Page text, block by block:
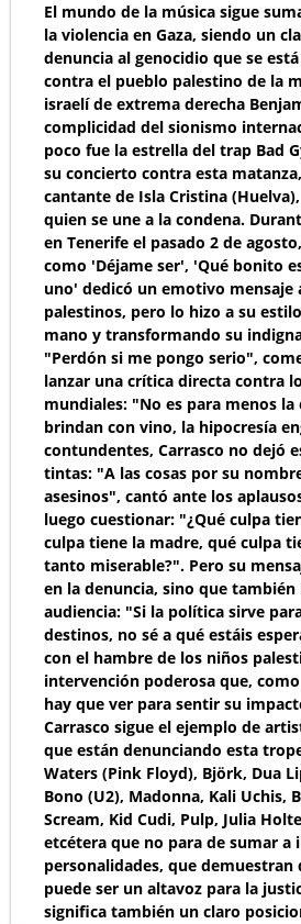
El mundo de la música sigue
la violencia en Gaza, siendo un
denuncia al genocidio que se
contra el pueblo palestino de la
israelí de extrema derecha
complicidad del sionismo
poco fue la estrella del trap Bad
su concierto contra esta
cantante de Isla Cristina
quien se une a la condena.
en Tenerife el pasado 2 de
como 'Déjame ser', 'Qué bonito
uno' dedicó un emotivo mensaje
palestinos, pero lo hizo a su
mano y transformando su
"Perdón si me pongo serio",
lanzar una crítica directa contra
mundiales: "No es para menos la
brindan con vino, la hipocresía
contundentes, Carrasco no dejó
tintas: "A las cosas por su
asesinos", cantó ante los
luego cuestionar: "¿Qué culpa
culpa tiene la madre, qué culpa
tanto miserable?". Pero su
en la denuncia, sino que
audiencia: "Si la política sirve
destinos, no sé a qué estáis
con el hambre de los niños
intervención poderosa que,
hay que ver para sentir su
Carrasco sigue el ejemplo de
que están denunciando esta
Waters (Pink Floyd), Björk, Dua
Bono (U2), Madonna, Kali Uchis,
Scream, Kid Cudi, Pulp, Julia
etcétera que no para de sumar a
personalidades, que
puede ser un altavoz para la
significa también un claro